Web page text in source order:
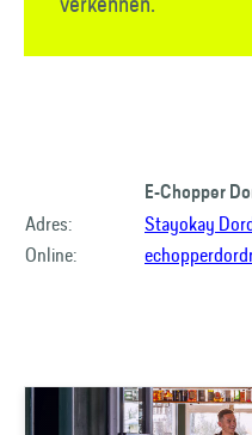
E-Chopper
Adres:
Stayokay
Online: